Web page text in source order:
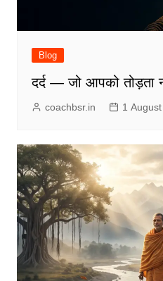
Blog
दर्द — जो आपको तोड़ता
coachbsr.in 1